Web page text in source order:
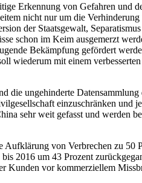
Erkennung von Gefahren und
nicht nur um die
der Staatsgewalt,
schon im Keim ausgemerzt
Bekämpfung gefördert
wiederum mit einem
ungehinderte Datensammlung
einzuschränken und
sehr weit gefasst und werden
Aufklärung von Verbrechen zu 50
2016 um 43 Prozent
Kunden vor kommerziellem